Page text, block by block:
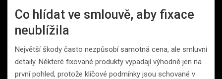
Co hlídat ve smlouvě, aby fixace
neublížila
Největší škody často nezpůsobí samotná cena, ale smluvní
detaily. Některé fixované produkty vypadají výhodně jen na
první pohled, protože klíčové podmínky jsou schované v